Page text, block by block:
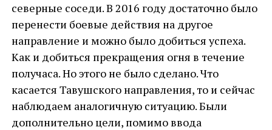
северные соседи. В 2016 году достаточно было
перенести боевые действия на другое
направление и можно было добиться успеха.
Как и добиться прекращения огня в течение
получаса. Но этого не было сделано. Что
касается Тавушского направления, то и сейчас
наблюдаем аналогичную ситуацию. Были
дополнительно цели, помимо ввода